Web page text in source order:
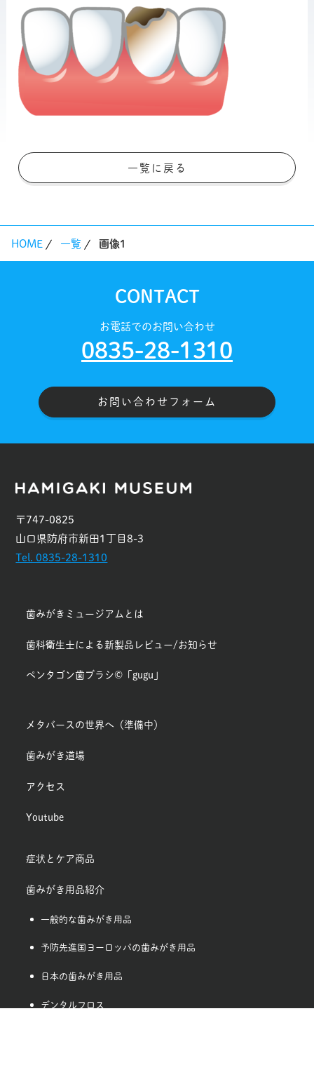
一覧に戻る
HOME 一覧 画像1
CONTACT
お電話でのお問い合わせ
0835-28-1310
お問い合わせフォーム
〒747-0825
山口県防府市新田1丁目8-3
Tel. 0835-28-1310
歯みがきミュージアムとは
歯科衛生士による新製品レビュー/お知らせ
ペンタゴン歯ブラシ©「gugu」
メタバースの世界へ（準備中）
歯みがき道場
アクセス
Youtube
症状とケア商品
歯みがき用品紹介
一般的な歯みがき用品
予防先進国ヨーロッパの歯みがき用品
日本の歯みがき用品
デンタルフロス